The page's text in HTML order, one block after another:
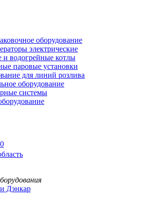
оборудование
электрические
и водогрейные котлы
паровые установки
для линий розлива
оборудование
системы